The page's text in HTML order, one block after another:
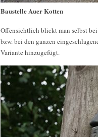
Baustelle Auer Kotten
Offensichtlich blickt man selbst
bzw. bei den ganzen
Variante hinzugefügt.